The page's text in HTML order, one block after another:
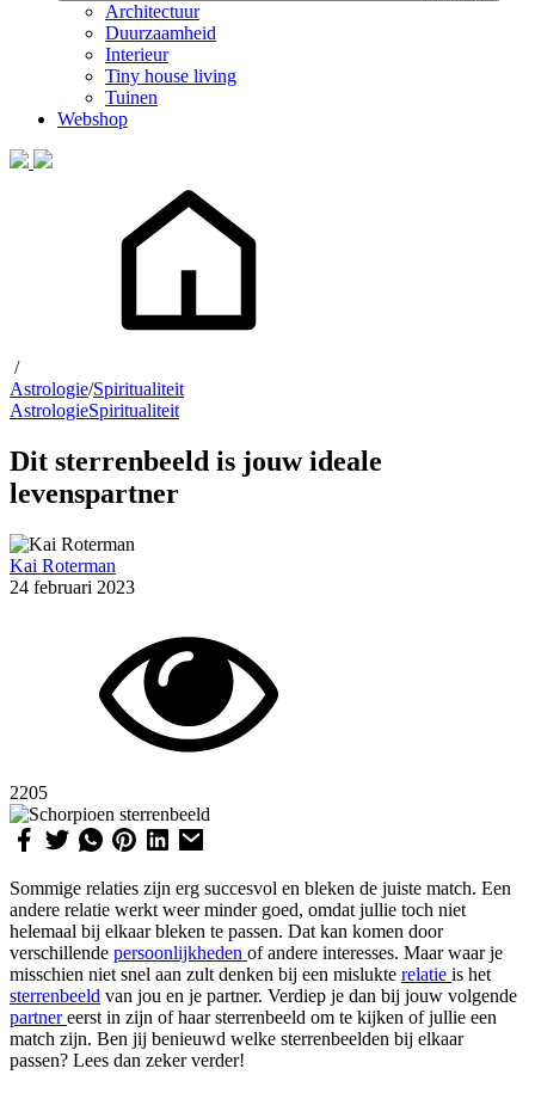
Architectuur
Duurzaamheid
Interieur
Tiny house living
Tuinen
Webshop
/
Astrologie/Spiritualiteit
AstrologieSpiritualiteit
Dit sterrenbeeld is jouw ideale
levenspartner
Kai Roterman
24 februari 2023
2205
Sommige relaties zijn erg succesvol en bleken de juiste match. Een
andere relatie werkt weer minder goed, omdat jullie toch niet
helemaal bij elkaar bleken te passen. Dat kan komen door
verschillende persoonlijkheden of andere interesses. Maar waar je
misschien niet snel aan zult denken bij een mislukte relatie is het
sterrenbeeld van jou en je partner. Verdiep je dan bij jouw volgende
partnereerst in zijn of haar sterrenbeeld om te kijken of jullie een
match zijn. Ben jij benieuwd welke sterrenbeelden bij elkaar
passen? Lees dan zeker verder!